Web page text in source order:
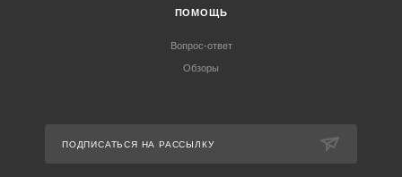
ПОМОЩЬ
Вопрос-ответ
Обзоры
ПОДПИСАТЬСЯ НА РАССЫЛКУ